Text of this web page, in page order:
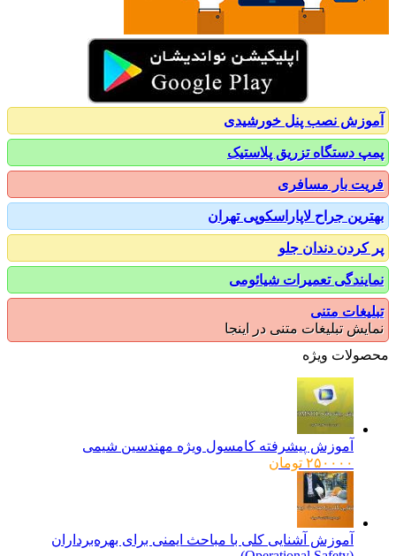
نصب پنل خورشیدی
دستگاه تزریق پلاستیک
بار مسافری
جراح لاپاراسکوپی تهران
دندان جلو
تعمیرات شیائومی
متنی
تبلیغات متنی در اینجا
ویژه
آموزش پیشرفته کامسول ویژه مهندسین شیمی
۲۵۰۰۰۰ تومان
آموزش آشنایی کلی با مباحث ایمنی برای بهره‌برداران